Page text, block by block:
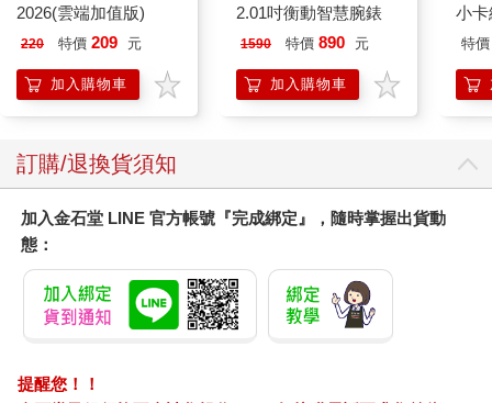
2026(雲端加值版)
220 特價 209 元
加入購物車
2.01吋衡動智慧腕錶
1590 特價 890 元
加入購物車
小卡
特價
訂購/退換貨須知
加入金石堂 LINE 官方帳號『完成綁定』，隨時掌握出貨動
態：
提醒您！！